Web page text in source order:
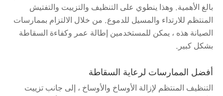
بالغ الأهمية. وهذا ينطوي على التنظيف والتزييت والتفتيش
المنتظم للارتداء والمسيل للدموع. من خلال الالتزام بممارسات
الصيانة هذه ، يمكن للمستخدمين إطالة عمر وكفاءة السقاطة
بشكل كبير.
أفضل الممارسات لرعاية السقاطة
التنظيف المنتظم لإزالة الأوساخ والأوساخ ، إلى جانب تزييت